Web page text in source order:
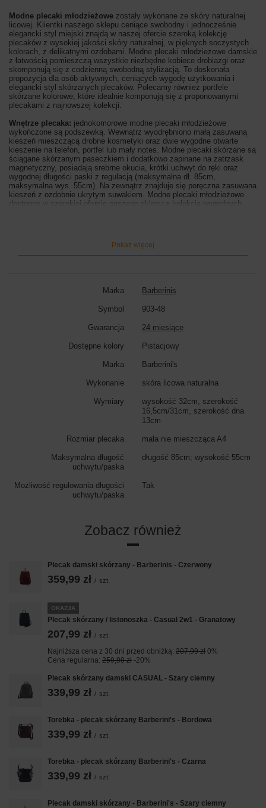
Modne plecaki młodzieżowe zostały wykonane ze skóry naturalnej
licowej. Klientki naszego sklepu ceniące swobodny i jednocześnie
elegancki styl miejski znajdą w naszej ofercie szeroką kolekcję
plecaków z wysokiej jakości skóry naturalnej, w pięknych soczystych
kolorach, z delikatnymi ozdobami. Modne plecaki młodzieżowe damskie
z łatwością pomieszczą wszystkie niezbędne kobiece drobiazgi oraz
skomponują się z codzienną swobodną stylizacją. To doskonała
propozycja dla osób aktywnych, ceniących wygodę użytkowania i
elegancki styl skórzanych plecaków. Polecamy również portfele
skórzane kolorowe, które idealnie komponują się z proponowanymi
plecakami z najnowszej kolekcji.
Wnętrze plecaka: jednokomorowe modne plecaki młodzieżowe
wykończone są podszewką. Wewnątrz wyodrębniono małą zasuwaną
kieszeń mieszczącą drobne kosmetyki oraz dwie wygodne otwarte
kieszenie na telefon, portfel lub mały notes. Modne plecaki skórzane są
ściągane skórzanym paseczkiem i dodatkowo zapinane na zatrzask
magnetyczny, posiadają srebrne okucia, krótki uchwyt do ręki oraz
wygodnej długości paski z regulacją (maksymalna dł. 85cm,
maksymalna wys. 55cm). Na zewnątrz znajduje się poręczna zasuwana
kieszeń z ozdobnie ukrytym suwakiem. Modne plecaki młodzieżowe
dostępne w szerokiej ofercie naszego sklepu z kolekcją wygodnych
Pokaż więcej
Marka Barberinis
Symbol 903-48
Gwarancja 24 miesiące
Dostępne kolory Pistacjowy
Marka Barberini's
Wykonanie skóra licowa naturalna
Wymiary
wysokość 32cm, szerokość
16,5cm/31cm, szerokość dna
13cm
Rozmiar plecaka mała nie mieszcząca A4
Maksymalna długość
uchwytu/paska
długość 85cm; wysokość 55cm
Możliwość regulowania długości
uchwytu/paska
Tak
Zobacz również
Plecak damski skórzany - Barberinis - Czerwony
359,99 zł / szt.
OKAZJA
Plecak skórzany / listonoszka - Casual 2w1 - Granatowy
207,99 zł / szt.
Najniższa cena z 30 dni przed obniżką: 207,99 zł 0%
Cena regularna: 259,99 zł -20%
Plecak skórzany damski CASUAL - Szary ciemny
339,99 zł / szt.
Torebka - plecak skórzany Barberini's - Bordowa
339,99 zł / szt.
Torebka - plecak skórzany Barberini's - Czarna
339,99 zł / szt.
Plecak damski skórzany - Barberini's - Szary ciemny